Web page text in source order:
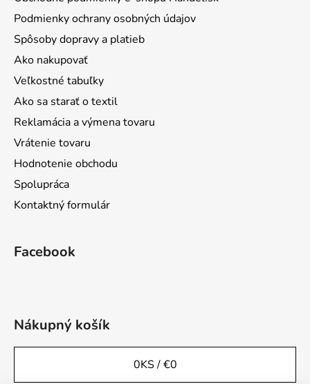
Podmienky ochrany osobných údajov
Spôsoby dopravy a platieb
Ako nakupovať
Veľkostné tabuľky
Ako sa starať o textil
Reklamácia a výmena tovaru
Vrátenie tovaru
Hodnotenie obchodu
Spolupráca
Kontaktný formulár
Facebook
Nákupný košík
0KS /€0